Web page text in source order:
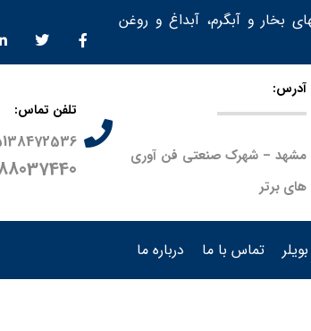
بخار و آبگرم، آبداغ و روغن
آدرس:
مشهد – شهرک صنعتی فن آوری
های برتر
تلفن تماس:
تماس با ما درباره ما